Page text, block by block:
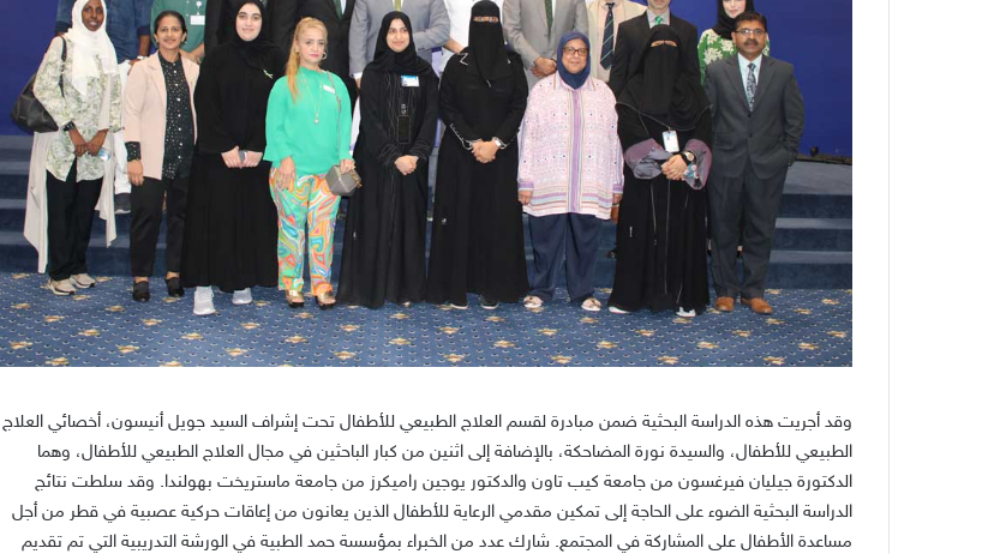
وقد أجريت هذه الدراسة البحثية ضمن مبادرة لقسم العلاج الطبيعي للأطفال تحت إشراف السيد جويل أنيسون، أخصائي العلاج
الطبيعي للأطفال، والسيدة نورة المضاحكة، بالإضافة إلى اثنين من كبار الباحثين في مجال العلاج الطبيعي للأطفال، وهما
الدكتورة جيليان فيرغسون من جامعة كيب تاون والدكتور يوجين راميكرز من جامعة ماستريخت بهولندا. وقد سلطت نتائج
الدراسة البحثية الضوء على الحاجة إلى تمكين مقدمي الرعاية للأطفال الذين يعانون من إعاقات حركية عصبية في قطر من أجل
مساعدة الأطفال على المشاركة في المجتمع. شارك عدد من الخبراء بمؤسسة حمد الطبية في الورشة التدريبية التي تم تقديم